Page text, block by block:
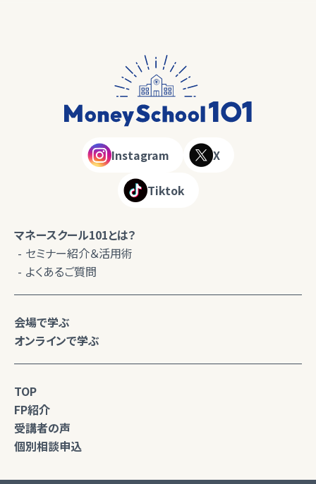
Instagram X
Tiktok
マネースクール101とは？
セミナー紹介＆活用術
よくあるご質問
会場で学ぶ
オンラインで学ぶ
TOP
FP紹介
受講者の声
個別相談申込